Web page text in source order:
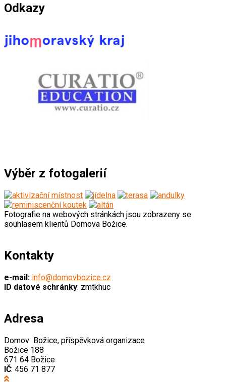
Odkazy
Výběr z fotogalerií
Fotografie na webových stránkách jsou zobrazeny se
souhlasem klientů Domova Božice.
Kontakty
e-mail: info@domovbozice.cz
ID datové schránky: zmtkhuc
Adresa
Domov Božice, příspěvková organizace
Božice 188
671 64 Božice
IČ: 456 71 877